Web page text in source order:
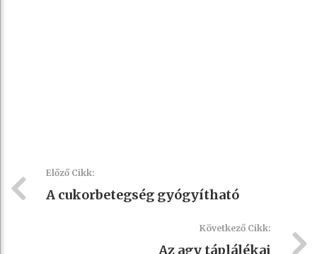
Előző Cikk:
A cukorbetegség gyógyítható
Következő Cikk:
Az agy táplálékai